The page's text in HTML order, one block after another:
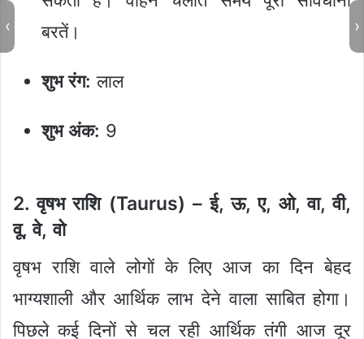
बरतें।
शुभ रंग: लाल
शुभ अंक: 9
2. वृषभ राशि (Taurus) – ई, ऊ, ए, ओ, वा, वी,
वू, वे, वो
वृषभ राशि वाले लोगों के लिए आज का दिन बेहद
भाग्यशाली और आर्थिक लाभ देने वाला साबित होगा।
पिछले कई दिनों से चल रही आर्थिक तंगी आज दूर
‹ ›